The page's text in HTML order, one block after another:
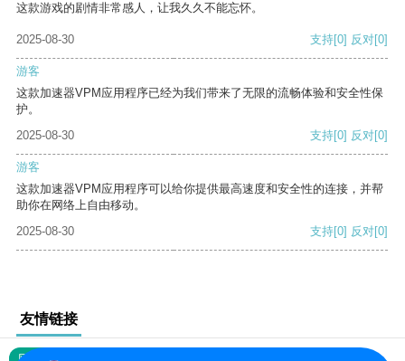
这款游戏的剧情非常感人，让我久久不能忘怀。
2025-08-30 支持[0] 反对[0]
游客
这款加速器VPM应用程序已经为我们带来了无限的流畅体验和安全性保
护。
2025-08-30
支持[0] 反对[0]
游客
这款加速器VPM应用程序可以给你提供最高速度和安全性的连接，并帮
助你在网络上自由移动。
2025-08-30
支持[0] 反对[0]
友情链接